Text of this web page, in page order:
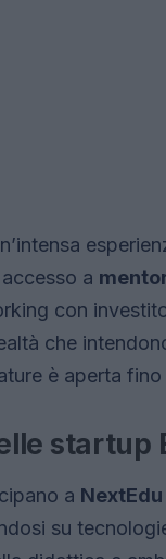
a
con
che
è aperta
startup
a NextEdu
su